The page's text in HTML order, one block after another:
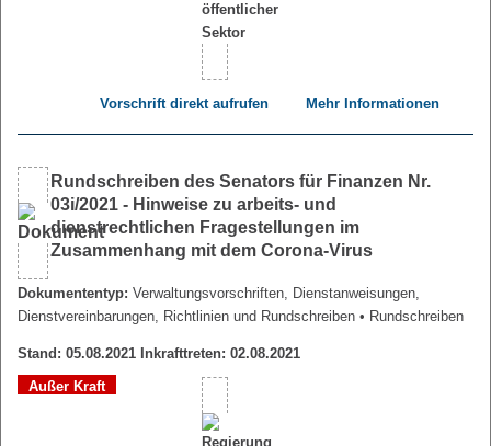
Vorschrift direkt aufrufen Mehr Informationen
Rundschreiben des Senators für Finanzen Nr.
03i/2021 - Hinweise zu arbeits- und
dienstrechtlichen Fragestellungen im
Zusammenhang mit dem Corona-Virus
Dokumententyp: Verwaltungsvorschriften, Dienstanweisungen,
Dienstvereinbarungen, Richtlinien und Rundschreiben • Rundschreiben
Stand: 05.08.2021 Inkrafttreten: 02.08.2021
Außer Kraft